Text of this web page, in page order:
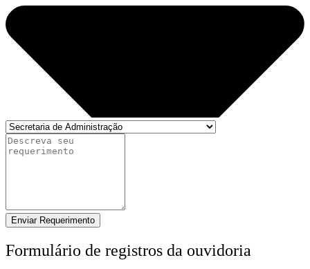
Enviar Requerimento
Formulário de registros da ouvidoria